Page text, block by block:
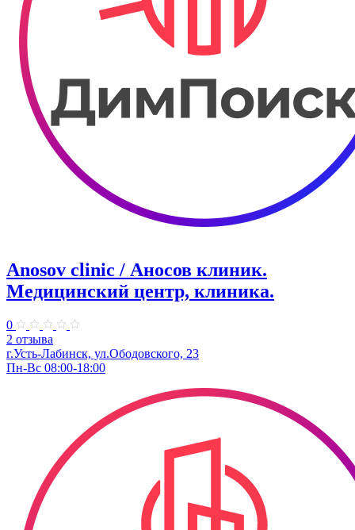
Anosov clinic / Аносов клиник.
Медицинский центр, клиника.
0
2 отзыва
г.Усть-Лабинск, ул.​Ободовского, 23​
Пн-Вс 08:00-18:00